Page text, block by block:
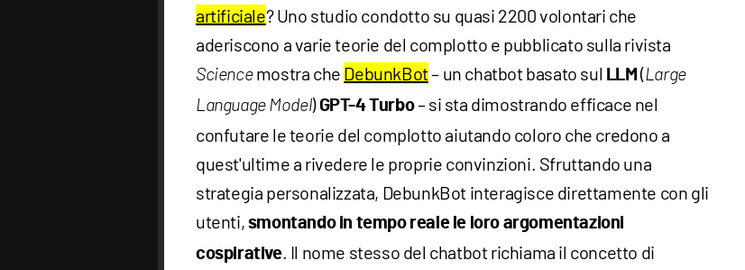
artificiale? Uno studio condotto su quasi 2200 volontari che
aderiscono a varie teorie del complotto e pubblicato sulla rivista
Sciencemostra che DebunkBot– un chatbot basato sul LLM (Large
Language Model) GPT-4 Turbo– si sta dimostrando efficace nel
confutare le teorie del complotto aiutando coloro che credono a
quest'ultime a rivedere le proprie convinzioni. Sfruttando una
strategia personalizzata, DebunkBot interagisce direttamente con gli
utenti, smontando in tempo reale le loro argomentazioni
cospirative. Il nome stesso del chatbot richiama il concetto di